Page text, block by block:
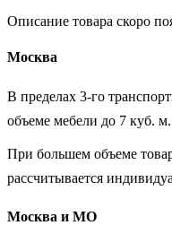
Описание товара скоро
Москва
В пределах 3-го
объеме мебели до 7 куб. м.
При большем объеме
рассчитывается
Москва и МО